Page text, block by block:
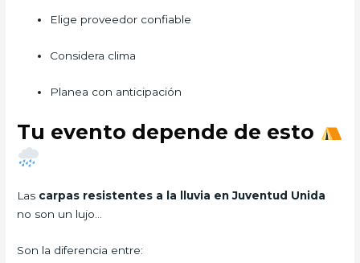
Elige proveedor confiable
Considera clima
Planea con anticipación
Tu evento depende de esto
Las carpas resistentes a la lluvia en Juventud Unida
no son un lujo…
Son la diferencia entre: